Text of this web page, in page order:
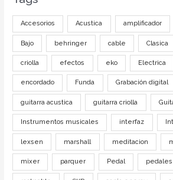
Accesorios Acustica amplificador
Bajo behringer cable Clasica
criolla efectos eko Electrica
encordado Funda Grabación digital
guitarra acustica guitarra criolla
Instrumentos musicales interfaz
lexsen marshall meditacion
mixer parquer Pedal pedales